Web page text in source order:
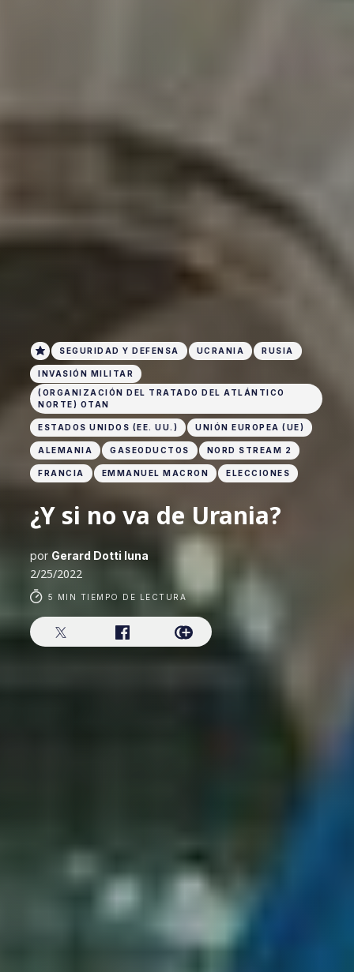
SEGURIDAD Y DEFENSA UCRANIA RUSIA
INVASIÓN MILITAR
(ORGANIZACIÓN DEL TRATADO DEL ATLÁNTICO
NORTE) OTAN
ESTADOS UNIDOS (EE. UU.) UNIÓN EUROPEA (UE)
ALEMANIA GASEODUCTOS NORD STREAM 2
FRANCIA EMMANUEL MACRON ELECCIONES
¿Y si no va de Urania?
por Gerard Dotti luna
2/25/2022
5 MIN TIEMPO DE LECTURA